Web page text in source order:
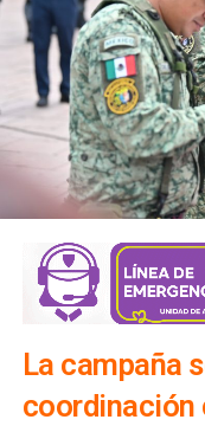
La campaña
coordinación